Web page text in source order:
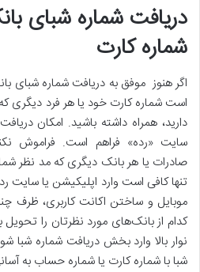
دریافت شماره شبای
شماره کارت
اگر هنوز موفق به دریافت شماره شبای
است شماره کارت خود یا هر فرد دیگری
دارید، همراه داشته باشید. امکان
سایت «رده» فراهم است. فراموش
صادرات یا هر بانک دیگری که مد نظر
تنها کافی است وارد اپلیکیشن یا سایت
موبایل و ساختن اکانت کاربری، ظرف
کدام از بانک‌های مورد نظرتان را تحویل
نوار بالا وارد بخش دریافت شماره شبا
شبا با شماره کارت یا شماره حساب به آسانی کد 24رقمی را